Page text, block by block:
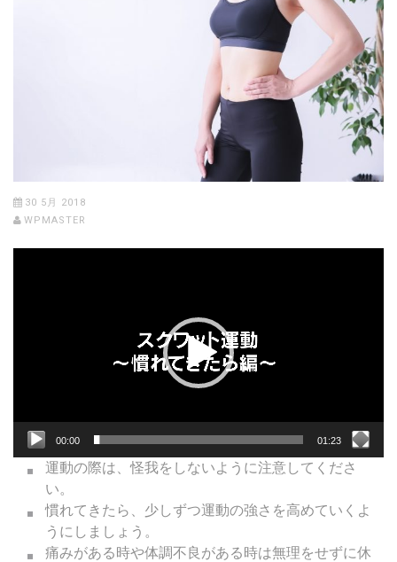
30 5月 2018
WPMASTER
00:00 01:23
運動の際は、怪我をしないように注意してくださ
い。
慣れてきたら、少しずつ運動の強さを高めていくよ
うにしましょう。
痛みがある時や体調不良がある時は無理をせずに休